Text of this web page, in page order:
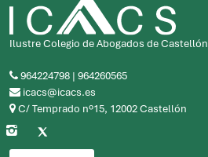
Ilustre Colegio de Abogados de Castellón
964224798 | 964260565
icacs@icacs.es
C/ Temprado nº15, 12002 Castellón